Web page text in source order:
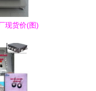
现货价(图)